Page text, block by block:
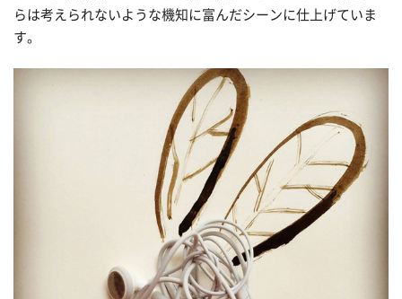
らは考えられないような機知に富んだシーンに仕上げていま
す。